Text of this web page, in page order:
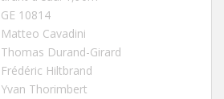
GE 10814
Matteo Cavadini
Thomas Durand-Girard
Frédéric Hiltbrand
Yvan Thorimbert